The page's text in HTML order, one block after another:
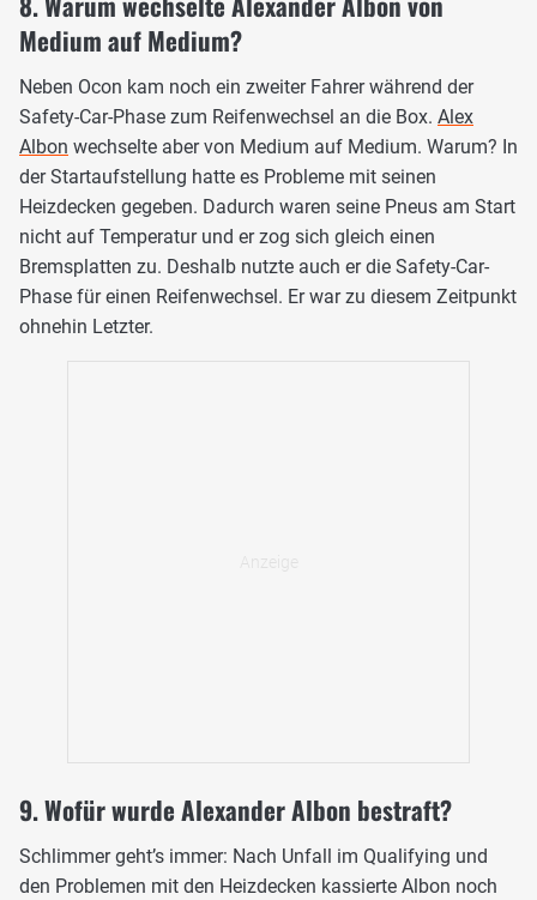
Medium auf Medium?
Neben Ocon kam noch ein zweiter Fahrer während der
Safety-Car-Phase zum Reifenwechsel an die Box. Alex
Albon wechselte aber von Medium auf Medium. Warum? In
der Startaufstellung hatte es Probleme mit seinen
Heizdecken gegeben. Dadurch waren seine Pneus am Start
nicht auf Temperatur und er zog sich gleich einen
Bremsplatten zu. Deshalb nutzte auch er die Safety-Car-
Phase für einen Reifenwechsel. Er war zu diesem Zeitpunkt
ohnehin Letzter.
9. Wofür wurde Alexander Albon bestraft?
Schlimmer geht’s immer: Nach Unfall im Qualifying und
den Problemen mit den Heizdecken kassierte Albon noch